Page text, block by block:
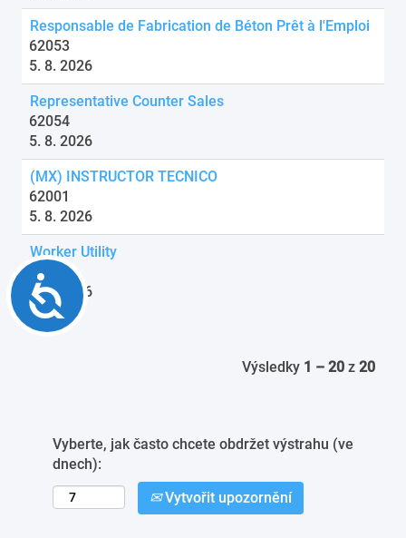
Accessibility
Responsable de Fabrication de Béton Prêt à l'Emploi
62053
5. 8. 2026
Representative Counter Sales
62054
5. 8. 2026
(MX) INSTRUCTOR TECNICO
62001
5. 8. 2026
Worker Utility
62068
5. 8. 2026
Výsledky 1 – 20 z 20
Vyberte, jak často chcete obdržet výstrahu (ve
dnech):
Vytvořit upozornění